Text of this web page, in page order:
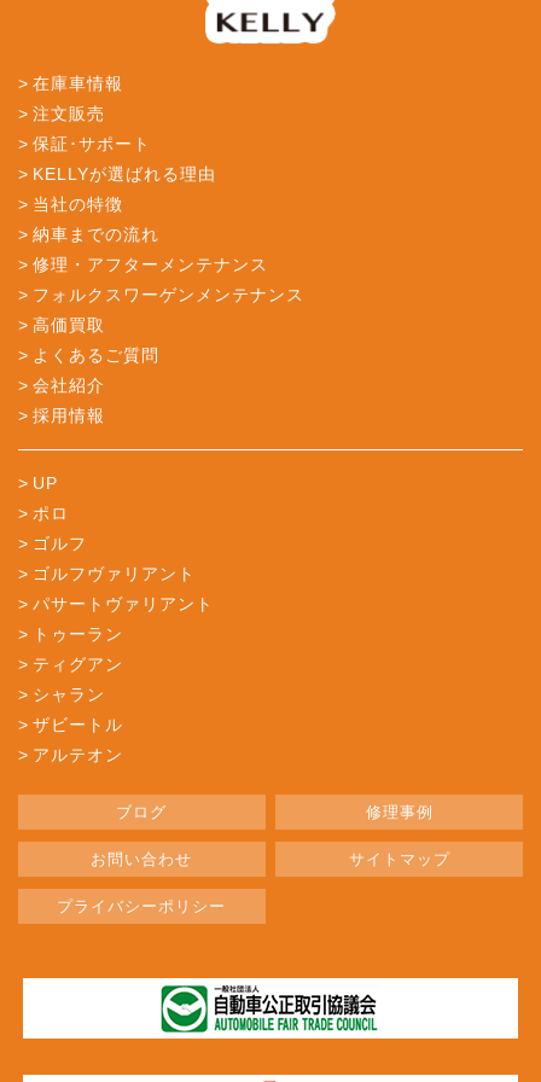
在庫車情報
注文販売
保証･サポート
KELLYが選ばれる理由
当社の特徴
納車までの流れ
修理・アフターメンテナンス
フォルクスワーゲンメンテナンス
高価買取
よくあるご質問
会社紹介
採用情報
UP
ポロ
ゴルフ
ゴルフヴァリアント
パサートヴァリアント
トゥーラン
ティグアン
シャラン
ザビートル
アルテオン
ブログ 修理事例
お問い合わせ サイトマップ
プライバシーポリシー